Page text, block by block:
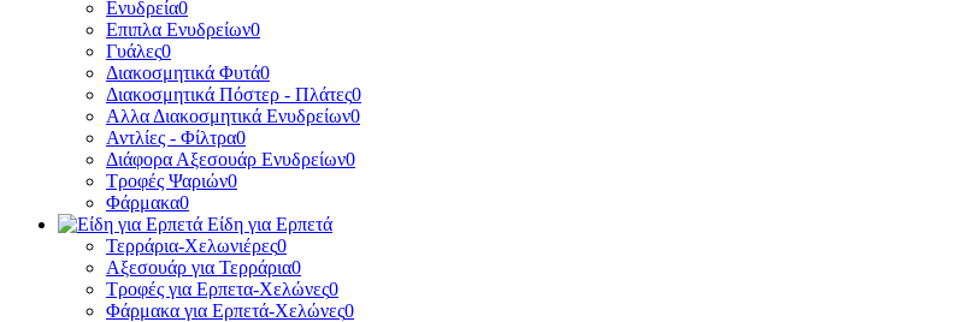
Ενυδρεία0
Επιπλα Ενυδρείων0
Γυάλες0
Διακοσμητικά Φυτά0
Διακοσμητικά Πόστερ - Πλάτες0
Αλλα Διακοσμητικά Ενυδρείων0
Αντλίες - Φίλτρα0
Διάφορα Αξεσουάρ Ενυδρείων0
Τροφές Ψαριών0
Φάρμακα0
Είδη για Ερπετά
Τερράρια-Χελωνιέρες0
Αξεσουάρ για Τερράρια0
Τροφές για Ερπετα-Χελώνες0
Φάρμακα για Ερπετά-Χελώνες0